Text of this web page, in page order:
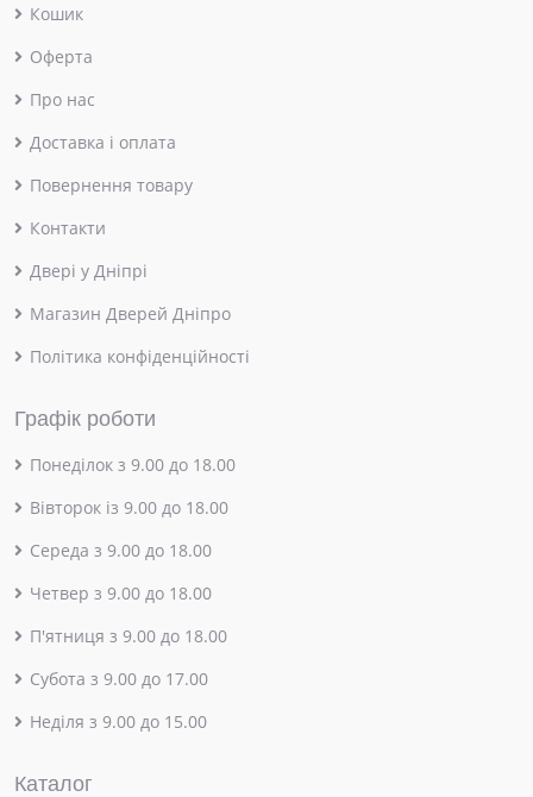
Кошик
Оферта
Про нас
Доставка і оплата
Повернення товару
Контакти
Двері у Дніпрі
Магазин Дверей Дніпро
Політика конфіденційності
Графік роботи
Понеділок з 9.00 до 18.00
Вівторок із 9.00 до 18.00
Середа з 9.00 до 18.00
Четвер з 9.00 до 18.00
П'ятниця з 9.00 до 18.00
Субота з 9.00 до 17.00
Неділя з 9.00 до 15.00
Каталог